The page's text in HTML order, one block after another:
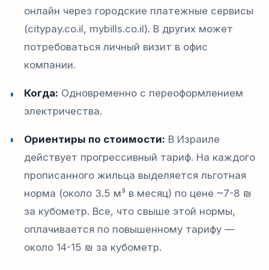
онлайн через городские платежные сервисы
(citypay.co.il, mybills.co.il). В других может
потребоваться личный визит в офис
компании.
Когда: Одновременно с переоформлением
электричества.
Ориентиры по стоимости: В Израиле
действует прогрессивный тариф. На каждого
прописанного жильца выделяется льготная
норма (около 3.5 м³ в месяц) по цене ~7-8 ₪
за кубометр. Все, что свыше этой нормы,
оплачивается по повышенному тарифу —
около 14-15 ₪ за кубометр.